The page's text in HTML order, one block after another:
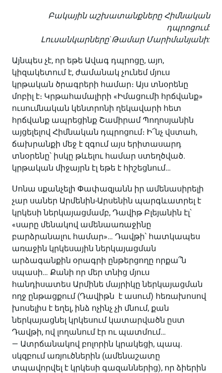
Բակային աշխատանքները Հիմնական
դպրոցում:
Լուսանկարները`Թամար Մարիմանյանի:
Այնպես չէ, որ եթե Ավագ դպրոցը, այո,
կիզակետում է, ժամանակ չունեմ մյուս
կրթական ծրագրերի համար։ Այս տնօրենը
մոբիլ է։ Կրթահամալիրի «Իմացումի հրճվանք»
ուսումնական կենտրոնի ղեկավարի հետ
հրճվանք ապրեցինք Շամիրամ Պողոսյանին
այցելելով Հիմնական դպրոցում։ Ի՜նչ վստահ,
ճախրանքի մեջ է զգում այս երիտասարդ
տնօրենը՝ իսկը թևելու համար ստեղծված.
կրթական միջայրն էլ եթե է հիշեցնում…
Սոնա սքանչելի Փափազյանն իր ամենասիրելի
չար սաներ Արմենին-Արսենին պարգևատրել է
կրկեսի ներկայացմամբ, Դավիթ Բլեյանին էլ՝
«սարը մենակով ամենաառաջինը
բարձրանալու համար»… Դավթի՝ հատկապես
առաջին կրկեսային ներկայացման
արձագանքին օրագրի ընթերցողը որքա՞ն
սպասի… Քանի որ մեր տնից մյուս
հանդիսատես Արմինե մայրիկը ներկայացման
ողջ ընթացքում (Դավիթն է ասում) հեռախոսով
խոսելիս է եղել, ինձ ոչինչ չի մնում, քան
ներկայացնել կրկեսում կատարվածն ըստ
Դավթի, ով լողանում էր ու պատմում…
— Ատրճանակով բոլորին կրակեցի, պապ.
սկզբում առյուծներին (ամենաշատը
տպավորվել է կրկեսի գազաններից), որ ձիերին